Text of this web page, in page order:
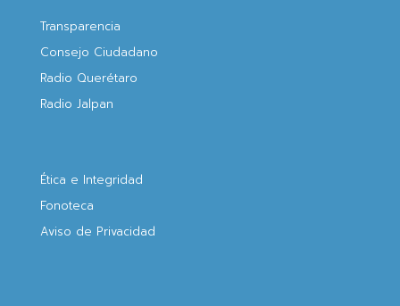
Transparencia
Consejo Ciudadano
Radio Querétaro
Radio Jalpan
Ética e Integridad
Fonoteca
Aviso de Privacidad